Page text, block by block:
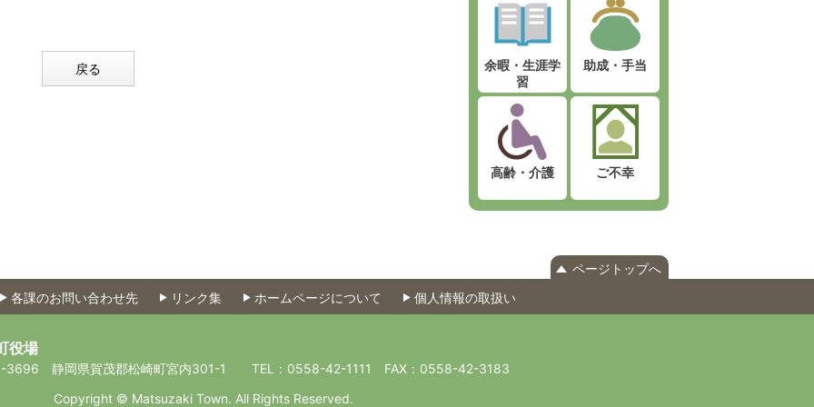
戻る
余暇・生涯学
習
助成・手当
高齢・介護 ご不幸
ページトップへ
各課のお問い合わせ先
リンク集 ホームページについて 個人情報の取扱い
役場
3696 静岡県賀茂郡松崎町宮内301-1 TEL：0558-42-1111
FAX：0558-42-3183
Copyright © Matsuzaki Town. All Rights Reserved.